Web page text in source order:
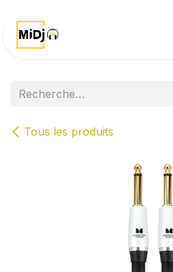
Tous les produits